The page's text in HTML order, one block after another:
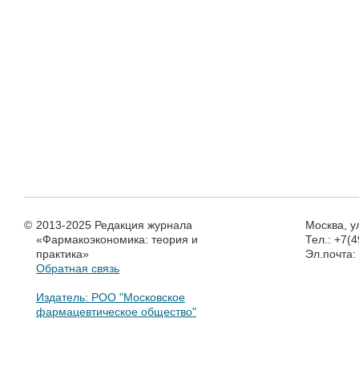
© 2013-2025 Редакция журнала
«Фармакоэкономика: теория и
практика»
Обратная связь
Издатель: РОО "Московское
фармацевтическое общество"
Москва,
Тел.:
Эл.почта: